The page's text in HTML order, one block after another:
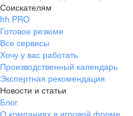
Соискателям
hh PRO
Готовое резюме
Все сервисы
Хочу у вас работать
Производственный календарь
Экспертная рекомендация
Новости и статьи
Блог
О компаниях в игровой форме